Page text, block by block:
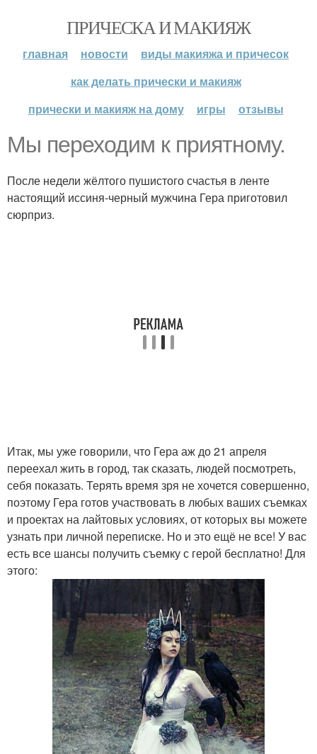
ПРИЧЕСКА И МАКИЯЖ
главная новости
виды макияжа и причесок
как делать прически и макияж
прически и макияж на дому
игры отзывы
Мы переходим к приятному.
После недели жёлтого пушистого счастья в ленте
настоящий иссиня-черный мужчина Гера приготовил
сюрприз.
Итак, мы уже говорили, что Гера аж до 21 апреля
переехал жить в город, так сказать, людей посмотреть,
себя показать. Терять время зря не хочется совершенно,
поэтому Гера готов участвовать в любых ваших съемках
и проектах на лайтовых условиях, от которых вы можете
узнать при личной переписке. Но и это ещё не все! У вас
есть все шансы получить съемку с герой бесплатно! Для
этого: